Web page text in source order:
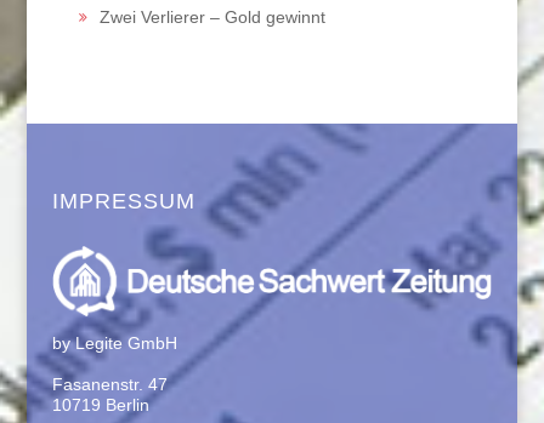
Zwei Verlierer – Gold gewinnt
IMPRESSUM
by Legite GmbH
Fasanenstr. 47
10719 Berlin